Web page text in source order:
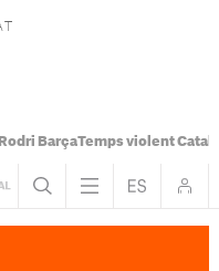
Rodri BarçaTemps violent